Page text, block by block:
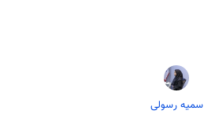
سمیه رسولی